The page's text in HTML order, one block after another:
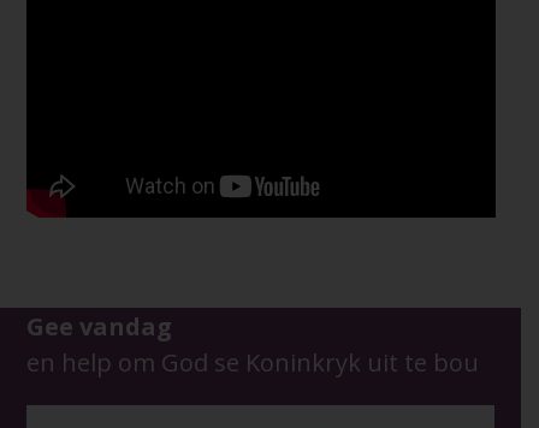
Gee vandag
en help om God se Koninkryk uit te bou